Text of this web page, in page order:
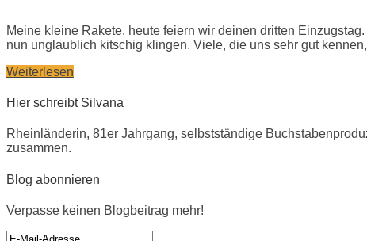
Meine kleine Rakete, heute feiern wir deinen dritten
nun unglaublich kitschig klingen. Viele, die uns sehr gut
Weiterlesen
Hier schreibt Silvana
Rheinländerin, 81er Jahrgang, selbstständige
zusammen.
Blog abonnieren
Verpasse keinen Blogbeitrag mehr!
E-